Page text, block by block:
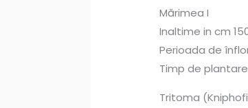
Mărimea I
Inaltime in cm
Perioada de
Timp de
Tritoma